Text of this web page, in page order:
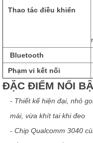
Thao tác điều khiển
Bluetooth
Phạm vi kết nối
ĐẶC ĐIỂM NỔI
- Thiết kế hiện đại, nhỏ
mái, vừa khít tai khi đeo
- Chip Qualcomm 3040